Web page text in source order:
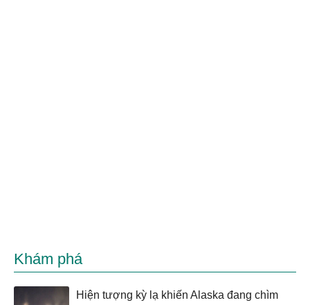
Khám phá
Hiện tượng kỳ lạ khiến Alaska đang chìm